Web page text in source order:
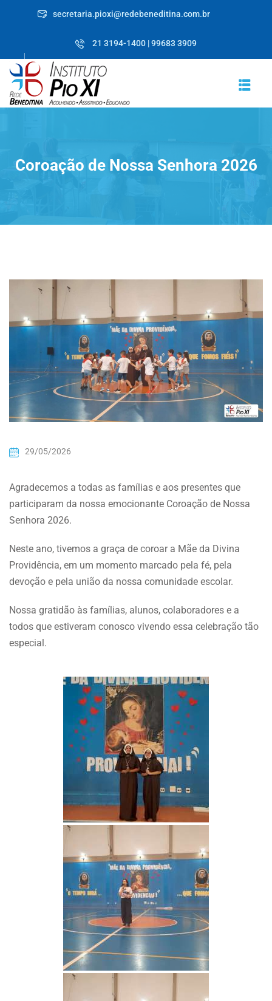
secretaria.pioxi@redebeneditina.com.br
21 3194-1400 | 99683 3909
Coroação de Nossa Senhora 2026
29/05/2026
Agradecemos a todas as famílias e aos presentes que
participaram da nossa emocionante Coroação de Nossa
Senhora 2026.
Neste ano, tivemos a graça de coroar a Mãe da Divina
Providência, em um momento marcado pela fé, pela
devoção e pela união da nossa comunidade escolar.
Nossa gratidão às famílias, alunos, colaboradores e a
todos que estiveram conosco vivendo essa celebração tão
especial.